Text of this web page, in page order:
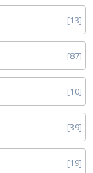
13
87
10
39
19